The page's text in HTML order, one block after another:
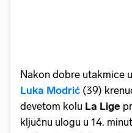
Nakon dobre utakmice
Luka Modrić (39)
devetom kolu La Lige
ključnu ulogu u 14.